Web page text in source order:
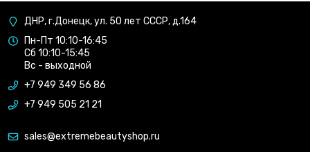
ДНР, г.Донецк, ул. 50 лет СССР, д.164
Пн-Пт 10:10-16:45
Сб 10:10-15:45
Вс - выходной
+7 949 349 56 86
+7 949 505 21 21
sales@extremebeautyshop.ru